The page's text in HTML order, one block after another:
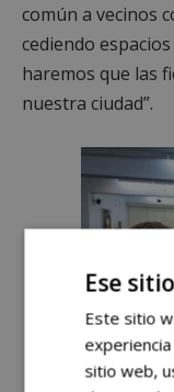
común a vecinos
cediendo
haremos que las
nuestra ciudad”.
Alcorcón ya
Ese
Este sitio
sitio web,